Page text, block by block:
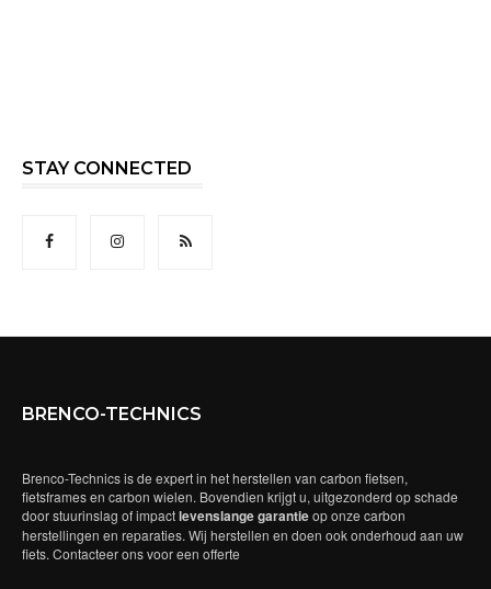
STAY CONNECTED
BRENCO-TECHNICS
Brenco-Technics is de expert in het herstellen van carbon fietsen,
fietsframes en carbon wielen. Bovendien krijgt u, uitgezonderd op schade
door stuurinslag of impactlevenslange garantieop onze carbon
herstellingen en reparaties. Wij herstellen en doen ook onderhoud aan uw
fiets. Contacteer ons voor een offerte